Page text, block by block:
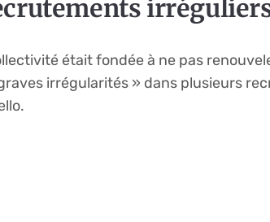
était fondée à ne pas
irrégularités » dans plusieurs